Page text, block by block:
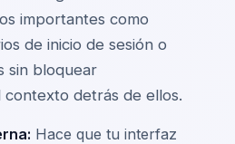
importantes como
de inicio de sesión o
sin bloquear
detrás de ellos.
Hace que tu interfaz